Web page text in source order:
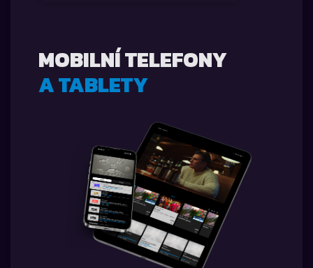
MOBILNÍ TELEFONY
A TABLETY